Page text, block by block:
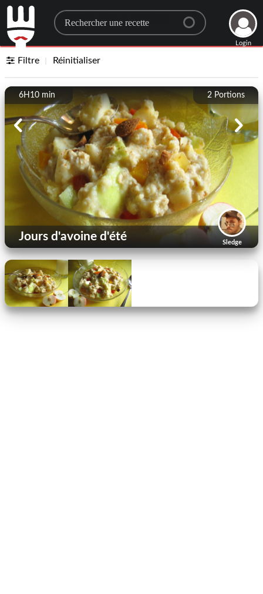
Search for a recipe
Login
Filtre Réinitialiser
2 Portions
6H10 min
Sledge
Jours d'avoine d'été